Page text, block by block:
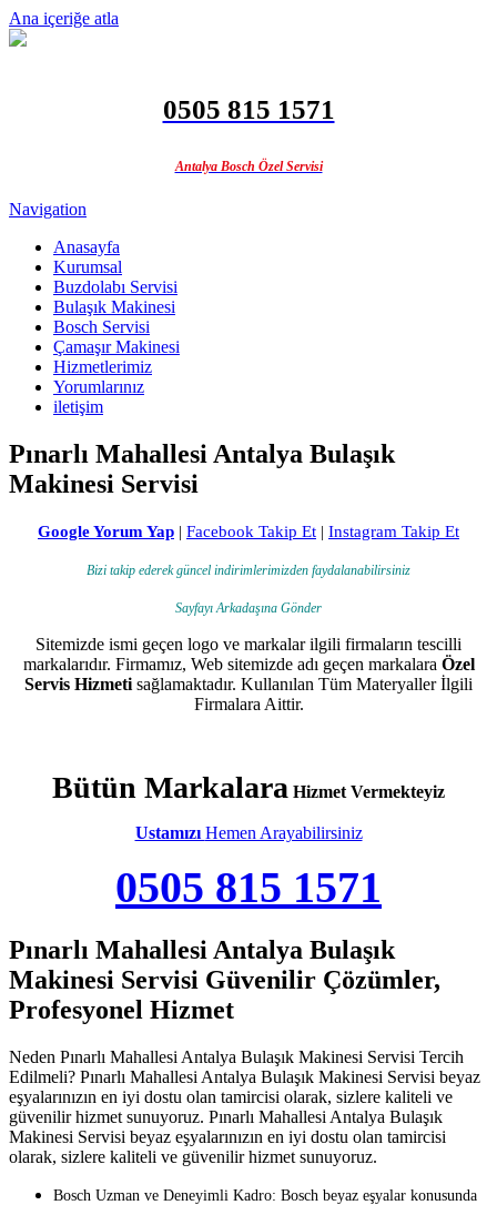
Ana içeriğe atla
0505 815 1571
Antalya Bosch Özel Servisi
Navigation
Anasayfa
Kurumsal
Buzdolabı Servisi
Bulaşık Makinesi
Bosch Servisi
Çamaşır Makinesi
Hizmetlerimiz
Yorumlarınız
iletişim
Pınarlı Mahallesi Antalya Bulaşık
Makinesi Servisi
Google Yorum Yap | Facebook Takip Et | Instagram Takip Et
Bizi takip ederek güncel indirimlerimizden faydalanabilirsiniz
Sayfayı Arkadaşına Gönder
Sitemizde ismi geçen logo ve markalar ilgili firmaların tescilli
markalarıdır. Firmamız, Web sitemizde adı geçen markalara Özel
Servis Hizmeti sağlamaktadır. Kullanılan Tüm Materyaller İlgili
Firmalara Aittir.
Bütün Markalara Hizmet Vermekteyiz
Ustamızı Hemen Arayabilirsiniz
0505 815 1571
Pınarlı Mahallesi Antalya Bulaşık
Makinesi Servisi Güvenilir Çözümler,
Profesyonel Hizmet
Neden Pınarlı Mahallesi Antalya Bulaşık Makinesi Servisi Tercih
Edilmeli? Pınarlı Mahallesi Antalya Bulaşık Makinesi Servisi beyaz
eşyalarınızın en iyi dostu olan tamircisi olarak, sizlere kaliteli ve
güvenilir hizmet sunuyoruz. Pınarlı Mahallesi Antalya Bulaşık
Makinesi Servisi beyaz eşyalarınızın en iyi dostu olan tamircisi
olarak, sizlere kaliteli ve güvenilir hizmet sunuyoruz.
Bosch Uzman ve Deneyimli Kadro: Bosch beyaz eşyalar konusunda